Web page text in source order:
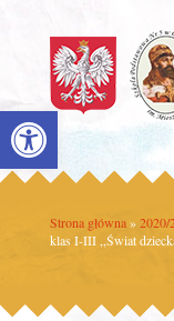
Open toolbar
Strona główna » 2020/
klas I-III ,,Świat